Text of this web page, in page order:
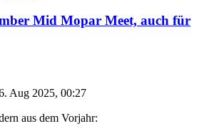
Mid Mopar Meet, auch für
Aug 2025, 00:27
aus dem Vorjahr: